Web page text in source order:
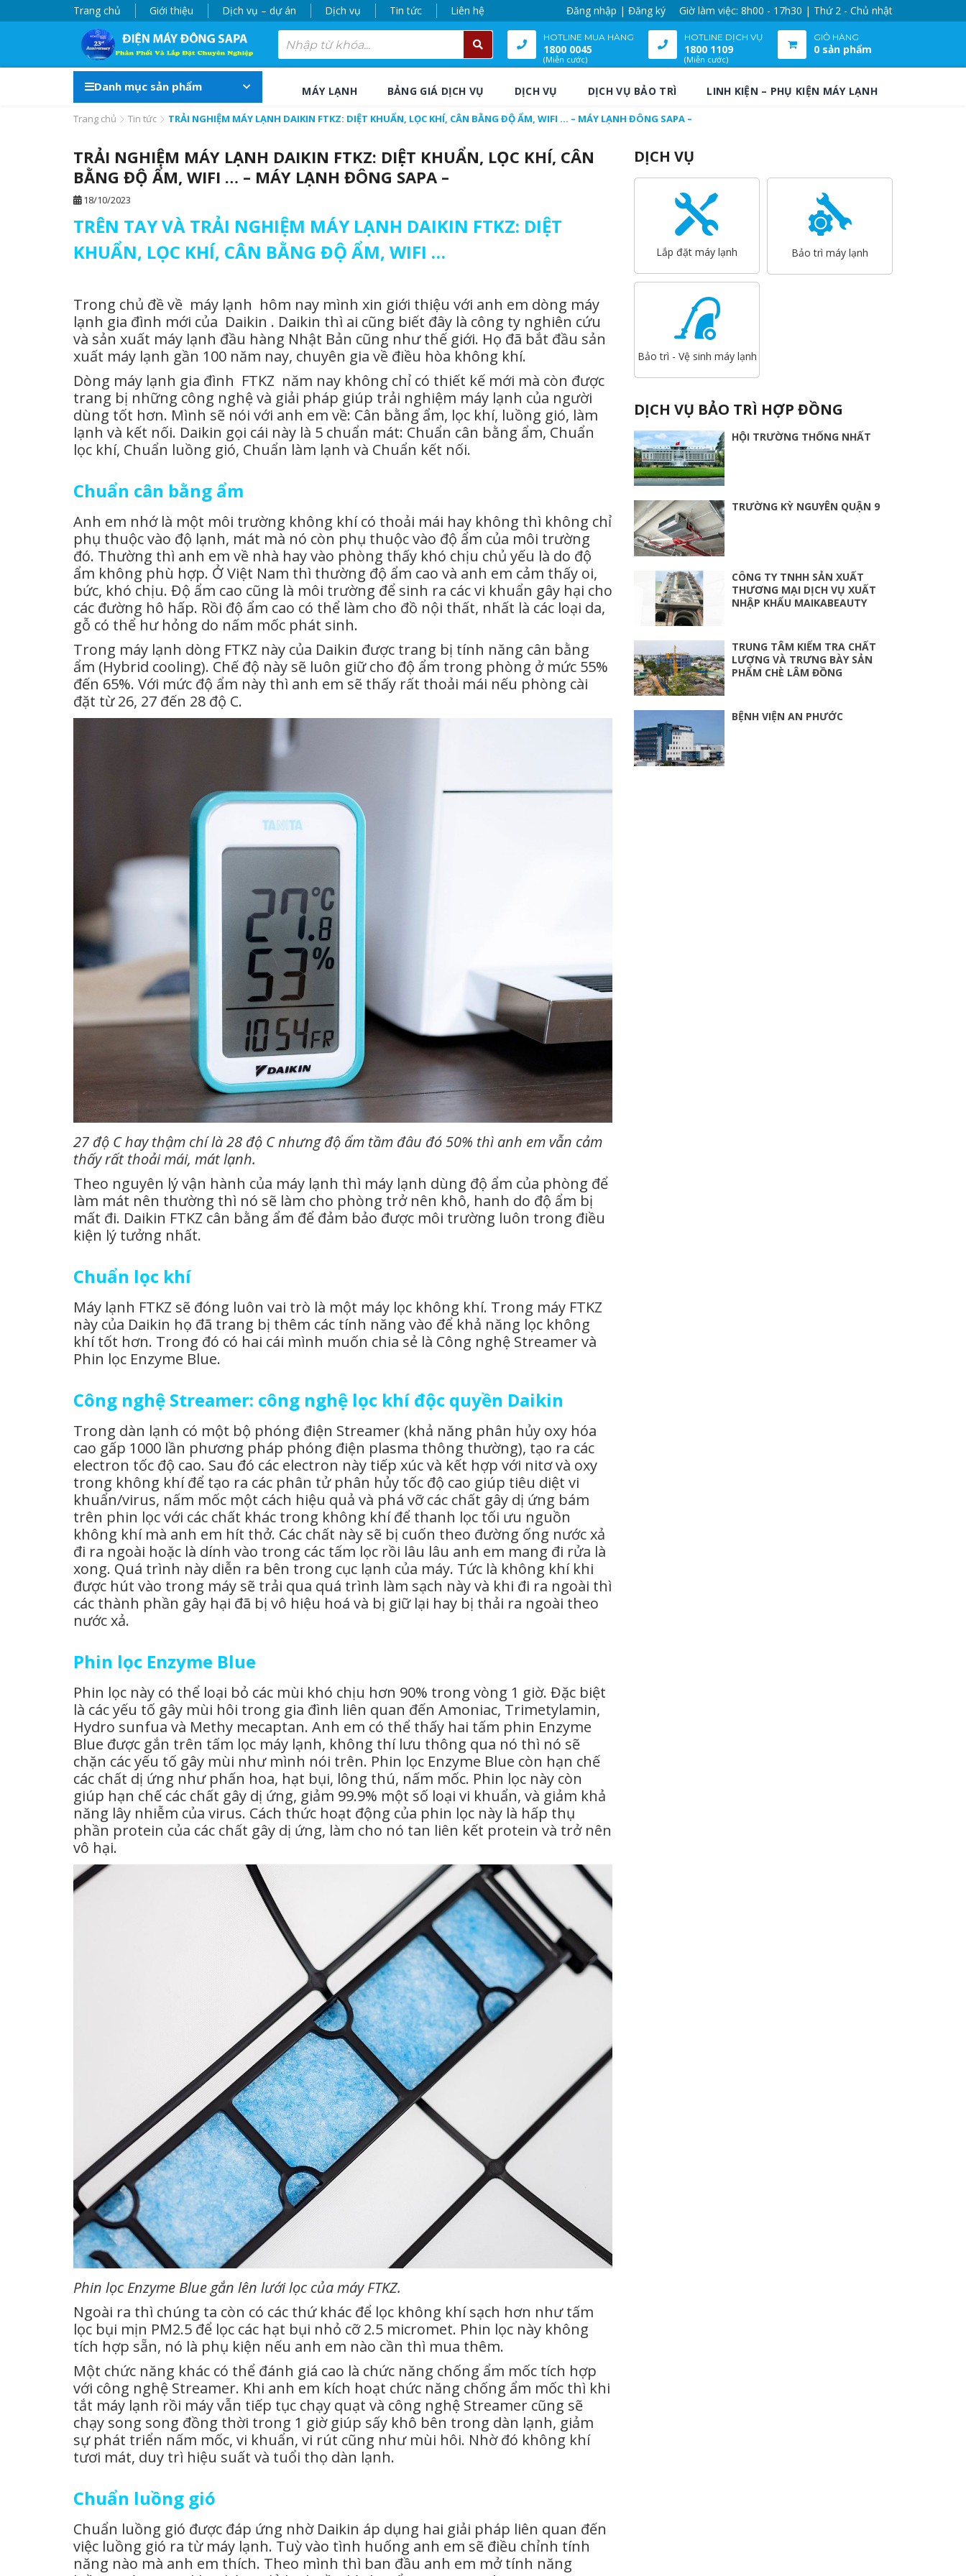
Trang chủ Giới thiệu Dịch vụ – dự án Dịch vụ Tin tức Liên hệ Đăng nhập | Đăng ký Giờ làm việc: 8h00 - 17h30 | Thứ 2 - Chủ nhật
HOTLINE MUA HÀNG
1800 0045
(Miễn cước)
HOTLINE DỊCH VỤ
1800 1109
(Miễn cước)
GIỎ HÀNG
0 sản phẩm
Danh mục sản phẩm MÁY LẠNH BẢNG GIÁ DỊCH VỤ DỊCH VỤ DỊCH VỤ BẢO TRÌ LINH KIỆN – PHỤ KIỆN MÁY LẠNH
Trang chủ Tin tức TRẢI NGHIỆM MÁY LẠNH DAIKIN FTKZ: DIỆT KHUẨN, LỌC KHÍ, CÂN BẰNG ĐỘ ẨM, WIFI … – MÁY LẠNH ĐÔNG SAPA –
TRẢI NGHIỆM MÁY LẠNH DAIKIN FTKZ: DIỆT KHUẨN, LỌC KHÍ, CÂN
BẰNG ĐỘ ẨM, WIFI … – MÁY LẠNH ĐÔNG SAPA –
18/10/2023
TRÊN TAY VÀ TRẢI NGHIỆM MÁY LẠNH DAIKIN FTKZ: DIỆT
KHUẨN, LỌC KHÍ, CÂN BẰNG ĐỘ ẨM, WIFI …
Trong chủ đề về máy lạnh hôm nay mình xin giới thiệu với anh em dòng máy
lạnh gia đình mới của Daikin . Daikin thì ai cũng biết đây là công ty nghiên cứu
và sản xuất máy lạnh đầu hàng Nhật Bản cũng như thế giới. Họ đã bắt đầu sản
xuất máy lạnh gần 100 năm nay, chuyên gia về điều hòa không khí.
Dòng máy lạnh gia đình FTKZ năm nay không chỉ có thiết kế mới mà còn được
trang bị những công nghệ và giải pháp giúp trải nghiệm máy lạnh của người
dùng tốt hơn. Mình sẽ nói với anh em về: Cân bằng ẩm, lọc khí, luồng gió, làm
lạnh và kết nối. Daikin gọi cái này là 5 chuẩn mát: Chuẩn cân bằng ẩm, Chuẩn
lọc khí, Chuẩn luồng gió, Chuẩn làm lạnh và Chuẩn kết nối.
Chuẩn cân bằng ẩm
Anh em nhớ là một môi trường không khí có thoải mái hay không thì không chỉ
phụ thuộc vào độ lạnh, mát mà nó còn phụ thuộc vào độ ẩm của môi trường
đó. Thường thì anh em về nhà hay vào phòng thấy khó chịu chủ yếu là do độ
ẩm không phù hợp. Ở Việt Nam thì thường độ ẩm cao và anh em cảm thấy oi,
bức, khó chịu. Độ ẩm cao cũng là môi trường để sinh ra các vi khuẩn gây hại cho
các đường hô hấp. Rồi độ ẩm cao có thể làm cho đồ nội thất, nhất là các loại da,
gỗ có thể hư hỏng do nấm mốc phát sinh.
Trong máy lạnh dòng FTKZ này của Daikin được trang bị tính năng cân bằng
ẩm (Hybrid cooling). Chế độ này sẽ luôn giữ cho độ ẩm trong phòng ở mức 55%
đến 65%. Với mức độ ẩm này thì anh em sẽ thấy rất thoải mái nếu phòng cài
đặt từ 26, 27 đến 28 độ C.
27 độ C hay thậm chí là 28 độ C nhưng độ ẩm tầm đâu đó 50% thì anh em vẫn cảm
thấy rất thoải mái, mát lạnh.
Theo nguyên lý vận hành của máy lạnh thì máy lạnh dùng độ ẩm của phòng để
làm mát nên thường thì nó sẽ làm cho phòng trở nên khô, hanh do độ ẩm bị
mất đi. Daikin FTKZ cân bằng ẩm để đảm bảo được môi trường luôn trong điều
kiện lý tưởng nhất.
Chuẩn lọc khí
Máy lạnh FTKZ sẽ đóng luôn vai trò là một máy lọc không khí. Trong máy FTKZ
này của Daikin họ đã trang bị thêm các tính năng vào để khả năng lọc không
khí tốt hơn. Trong đó có hai cái mình muốn chia sẻ là Công nghệ Streamer và
Phin lọc Enzyme Blue.
Công nghệ Streamer: công nghệ lọc khí độc quyền Daikin
Trong dàn lạnh có một bộ phóng điện Streamer (khả năng phân hủy oxy hóa
cao gấp 1000 lần phương pháp phóng điện plasma thông thường), tạo ra các
electron tốc độ cao. Sau đó các electron này tiếp xúc và kết hợp với nitơ và oxy
trong không khí để tạo ra các phân tử phân hủy tốc độ cao giúp tiêu diệt vi
khuẩn/virus, nấm mốc một cách hiệu quả và phá vỡ các chất gây dị ứng bám
trên phin lọc với các chất khác trong không khí để thanh lọc tối ưu nguồn
không khí mà anh em hít thở. Các chất này sẽ bị cuốn theo đường ống nước xả
đi ra ngoài hoặc là dính vào trong các tấm lọc rồi lâu lâu anh em mang đi rửa là
xong. Quá trình này diễn ra bên trong cục lạnh của máy. Tức là không khí khi
được hút vào trong máy sẽ trải qua quá trình làm sạch này và khi đi ra ngoài thì
các thành phần gây hại đã bị vô hiệu hoá và bị giữ lại hay bị thải ra ngoài theo
nước xả.
Phin lọc Enzyme Blue
Phin lọc này có thể loại bỏ các mùi khó chịu hơn 90% trong vòng 1 giờ. Đặc biệt
là các yếu tố gây mùi hôi trong gia đình liên quan đến Amoniac, Trimetylamin,
Hydro sunfua và Methy mecaptan. Anh em có thể thấy hai tấm phin Enzyme
Blue được gắn trên tấm lọc máy lạnh, không thí lưu thông qua nó thì nó sẽ
chặn các yếu tố gây mùi như mình nói trên. Phin lọc Enzyme Blue còn hạn chế
các chất dị ứng như phấn hoa, hạt bụi, lông thú, nấm mốc. Phin lọc này còn
giúp hạn chế các chất gây dị ứng, giảm 99.9% một số loại vi khuẩn, và giảm khả
năng lây nhiễm của virus. Cách thức hoạt động của phin lọc này là hấp thụ
phần protein của các chất gây dị ứng, làm cho nó tan liên kết protein và trở nên
vô hại.
Phin lọc Enzyme Blue gắn lên lưới lọc của máy FTKZ.
Ngoài ra thì chúng ta còn có các thứ khác để lọc không khí sạch hơn như tấm
lọc bụi mịn PM2.5 để lọc các hạt bụi nhỏ cỡ 2.5 micromet. Phin lọc này không
tích hợp sẵn, nó là phụ kiện nếu anh em nào cần thì mua thêm.
Một chức năng khác có thể đánh giá cao là chức năng chống ẩm mốc tích hợp
với công nghệ Streamer. Khi anh em kích hoạt chức năng chống ẩm mốc thì khi
tắt máy lạnh rồi máy vẫn tiếp tục chạy quạt và công nghệ Streamer cũng sẽ
chạy song song đồng thời trong 1 giờ giúp sấy khô bên trong dàn lạnh, giảm
sự phát triển nấm mốc, vi khuẩn, vi rút cũng như mùi hôi. Nhờ đó không khí
tươi mát, duy trì hiệu suất và tuổi thọ dàn lạnh.
Chuẩn luồng gió
Chuẩn luồng gió được đáp ứng nhờ Daikin áp dụng hai giải pháp liên quan đến
việc luồng gió ra từ máy lạnh. Tuỳ vào tình huống anh em sẽ điều chỉnh tính
năng nào mà anh em thích. Theo mình thì ban đầu anh em mở tính năng
DỊCH VỤ
Lắp đặt máy lạnh Bảo trì máy lạnh
Bảo trì - Vệ sinh máy lạnh
DỊCH VỤ BẢO TRÌ HỢP ĐỒNG
HỘI TRƯỜNG THỐNG NHẤT
TRƯỜNG KỲ NGUYÊN QUẬN 9
CÔNG TY TNHH SẢN XUẤT
THƯƠNG MẠI DỊCH VỤ XUẤT
NHẬP KHẨU MAIKABEAUTY
TRUNG TÂM KIỂM TRA CHẤT
LƯỢNG VÀ TRƯNG BÀY SẢN
PHẨM CHÈ LÂM ĐỒNG
BỆNH VIỆN AN PHƯỚC